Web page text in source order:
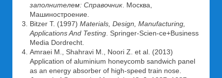
заполнителем: Справочник . Москва,
Машиностроение.
Bitzer T. (1997) Materials, Design, Manufacturing,
Applications And Testing . Springer-Scien-ce+Business
Media Dordrecht.
Amraei M., Shahravi M., Noori Z. et al. (2013)
Application of aluminium honeycomb sandwich panel
as an energy absorber of high-speed train nose.